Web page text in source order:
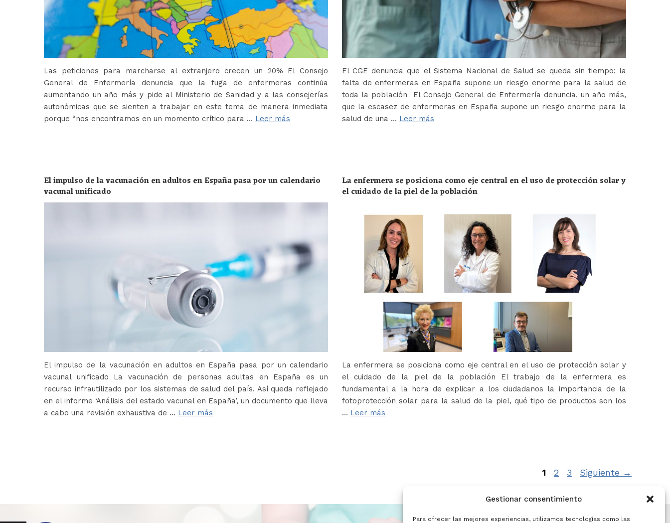
Gestionar consentimiento
Para ofrecer las mejores experiencias, utilizamos tecnologías como las
Las peticiones para marcharse al extranjero crecen un 20% El Consejo
General de Enfermería denuncia que la fuga de enfermeras continúa
aumentando un año más y pide al Ministerio de Sanidad y a las consejerías
autonómicas que se sienten a trabajar en este tema de manera inmediata
porque “nos encontramos en un momento crítico para … Leer más
El CGE denuncia que el Sistema Nacional de Salud se queda sin tiempo: la
falta de enfermeras en España supone un riesgo enorme para la salud de
toda la población El Consejo General de Enfermería denuncia, un año más,
que la escasez de enfermeras en España supone un riesgo enorme para la
salud de una … Leer más
El impulso de la vacunación en adultos en España pasa por un calendario
vacunal unificado
El impulso de la vacunación en adultos en España pasa por un calendario
vacunal unificado La vacunación de personas adultas en España es un
recurso infrautilizado por los sistemas de salud del país. Así queda reflejado
en el informe ‘Análisis del estado vacunal en España’, un documento que lleva
a cabo una revisión exhaustiva de … Leer más
La enfermera se posiciona como eje central en el uso de protección solar y
el cuidado de la piel de la población
La enfermera se posiciona como eje central en el uso de protección solar y
el cuidado de la piel de la población El trabajo de la enfermera es
fundamental a la hora de explicar a los ciudadanos la importancia de la
fotoprotección solar para la salud de la piel, qué tipo de productos son los
… Leer más
Página
1 Página
2 Página
3 Siguiente →